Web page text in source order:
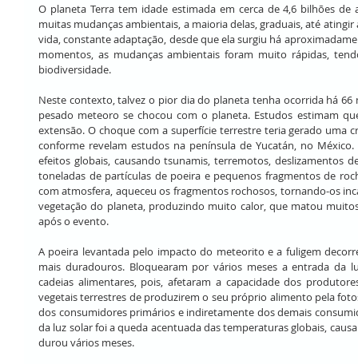
O planeta Terra tem idade estimada em cerca de 4,6 bilhões
muitas mudanças ambientais, a maioria delas, graduais, até
vida, constante adaptação, desde que ela surgiu há
momentos, as mudanças ambientais foram muito rápidas,
biodiversidade.
Neste contexto, talvez o pior dia do planeta tenha ocorrida há
pesado meteoro se chocou com o planeta. Estudos estimam
extensão. O choque com a superfície terrestre teria gerado uma
conforme revelam estudos na península de Yucatán, no
efeitos globais, causando tsunamis, terremotos, deslizamentos
toneladas de partículas de poeira e pequenos fragmentos de
com atmosfera, aqueceu os fragmentos rochosos, tornando-os
vegetação do planeta, produzindo muito calor, que matou
após o evento.
A poeira levantada pelo impacto do meteorito e a fuligem
mais duradouros. Bloquearam por vários meses a entrada da
cadeias alimentares, pois, afetaram a capacidade dos
vegetais terrestres de produzirem o seu próprio alimento pela
dos consumidores primários e indiretamente dos demais
da luz solar foi a queda acentuada das temperaturas globais,
durou vários meses.